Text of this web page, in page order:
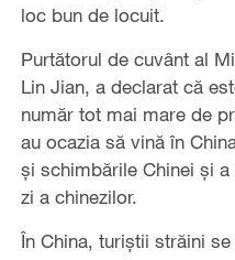
loc bun de locuit.
Purtătorul de cuvânt al
Lin Jian, a declarat că
număr tot mai mare de
au ocazia să vină în
și schimbările Chinei și
zi a chinezilor.
În China, turiștii străini